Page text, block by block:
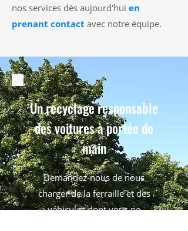
nos services dès aujourd'hui en
prenant contact avec notre équipe.
Un recyclage responsable
des voitures à portée de
main
Demandez-nous de nous
charger de la ferraille et des
véhicules dont vous ne